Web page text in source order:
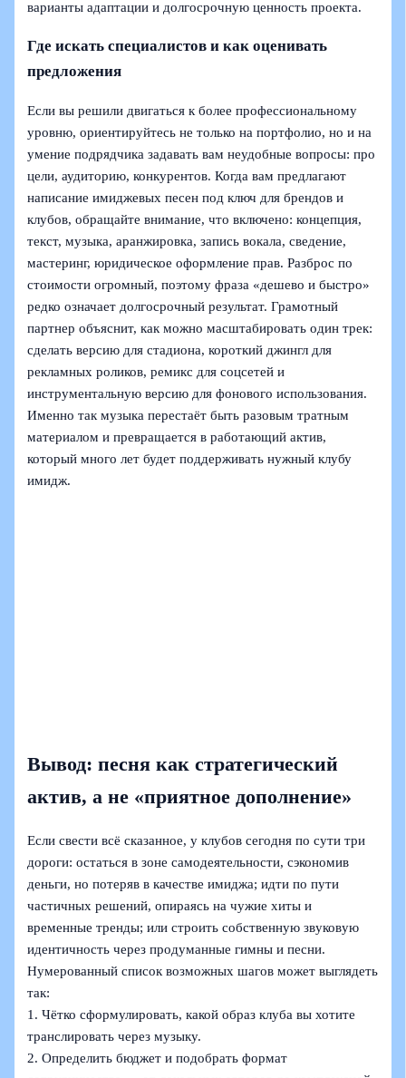
варианты адаптации и долгосрочную ценность проекта.
Где искать специалистов и как оценивать
предложения
Если вы решили двигаться к более профессиональному
уровню, ориентируйтесь не только на портфолио, но и на
умение подрядчика задавать вам неудобные вопросы: про
цели, аудиторию, конкурентов. Когда вам предлагают
написание имиджевых песен под ключ для брендов и
клубов, обращайте внимание, что включено: концепция,
текст, музыка, аранжировка, запись вокала, сведение,
мастеринг, юридическое оформление прав. Разброс по
стоимости огромный, поэтому фраза «дешево и быстро»
редко означает долгосрочный результат. Грамотный
партнер объяснит, как можно масштабировать один трек:
сделать версию для стадиона, короткий джингл для
рекламных роликов, ремикс для соцсетей и
инструментальную версию для фонового использования.
Именно так музыка перестаёт быть разовым тратным
материалом и превращается в работающий актив,
который много лет будет поддерживать нужный клубу
имидж.
Вывод: песня как стратегический
актив, а не «приятное дополнение»
Если свести всё сказанное, у клубов сегодня по сути три
дороги: остаться в зоне самодеятельности, сэкономив
деньги, но потеряв в качестве имиджа; идти по пути
частичных решений, опираясь на чужие хиты и
временные тренды; или строить собственную звуковую
идентичность через продуманные гимны и песни.
Нумерованный список возможных шагов может выглядеть
так:
1. Чётко сформулировать, какой образ клуба вы хотите
транслировать через музыку.
2. Определить бюджет и подобрать формат